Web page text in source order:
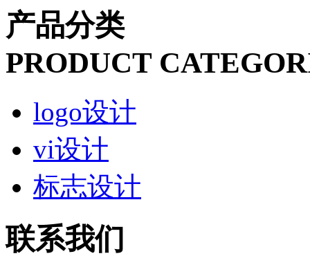
产品分类
PRODUCT
logo设计
vi设计
标志设计
联系我们